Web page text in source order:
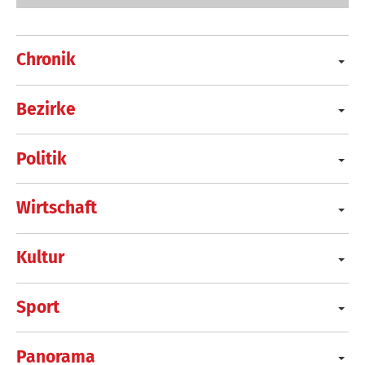
Chronik
Bezirke
Politik
Wirtschaft
Kultur
Sport
Panorama